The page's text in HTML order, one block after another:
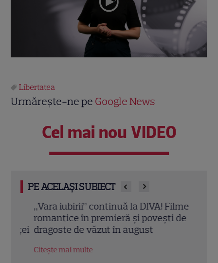
Libertatea
Urmărește-ne pe Google News
Cel mai nou VIDEO
PE ACELAȘI SUBIECT
„Vara iubirii” continuă la DIVA! Filme
romantice în premieră și povești de
dragoste de văzut în august
Citește mai multe